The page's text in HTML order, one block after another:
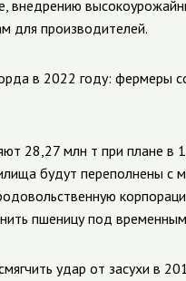
внедрению
для производителей.
в 2022 году: фермеры
28,27 млн ​​т при плане в
будут переполнены с
пшеницу под
удар от засухи в